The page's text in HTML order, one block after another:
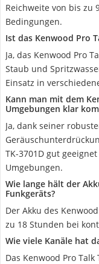
Reichweite von bis zu
Bedingungen.
Ist das Kenwood Pro
Ja, das Kenwood Pro
Staub und
Einsatz in
Kann man mit dem
Umgebungen klar
Ja, dank seiner
TK-3701D gut
Umgebungen.
Wie lange hält der
Funkgeräts?
Der Akku des
zu 18 Stunden bei
Wie viele Kanäle hat
Das Kenwood Pro